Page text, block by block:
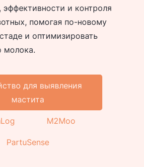
эффективности и контроля
помогая по-новому
и оптимизировать
молока.
для выявления
мастита
M2Moo
PartuSense